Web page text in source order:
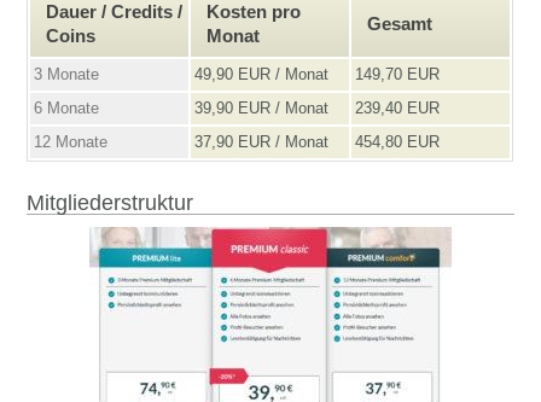
Dauer / Credits /
Coins
Kosten pro
Monat
Gesamt
3 Monate 49,90 EUR / Monat
149,70 EUR
6 Monate
39,90 EUR / Monat
239,40 EUR
12 Monate
37,90 EUR / Monat 454,80 EUR
Mitgliederstruktur